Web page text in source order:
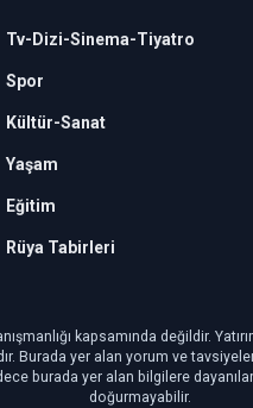
Tv-Dizi-Sinema-Tiyatro
Spor
Kültür-Sanat
Yaşam
Eğitim
Rüya Tabirleri
kapsamında değildir.
Burada yer alan yorum ve
burada yer alan bilgilere
doğurmayabilir.